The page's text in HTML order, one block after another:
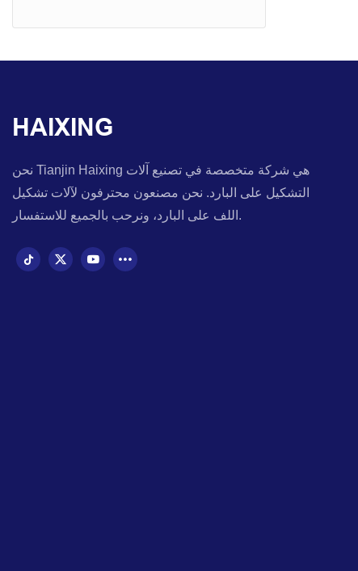
HAIXING
نحن Tianjin Haixing هي شركة متخصصة في تصنيع آلات
التشكيل على البارد. نحن مصنعون محترفون لآلات تشكيل
اللف على البارد، ونرحب بالجميع للاستفسار.